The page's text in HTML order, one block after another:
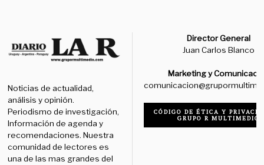
Noticias de actualidad,
análisis y opinión.
Periodismo de investigación,
Información de agenda y
recomendaciones. Nuestra
comunidad de lectores es
una de las mas grandes del
Director General
Juan Carlos Blanco
Marketing y
CÓDIGO DE ÉTICA Y
GRUPO R MULTIMEDIO